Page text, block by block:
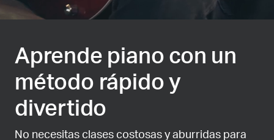
Aprende piano con un
método rápido y
divertido
No necesitas clases costosas y aburridas para